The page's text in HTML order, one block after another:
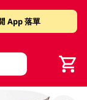
App 落單